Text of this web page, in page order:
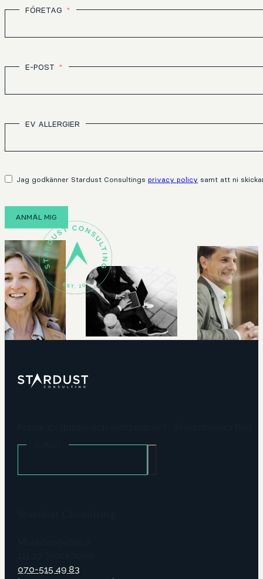
FÖRETAG
E-POST
EV ALLERGIER
Jag godkänner Stardust Consultings privacy policy samt att ni
ANMÄL MIG
070-515 49 83